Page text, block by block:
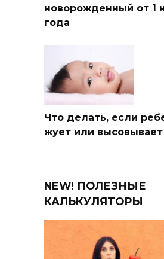
новорожденный от 1
года
Что делать, если
жует или
NEW! ПОЛЕЗНЫЕ
КАЛЬКУЛЯТОРЫ